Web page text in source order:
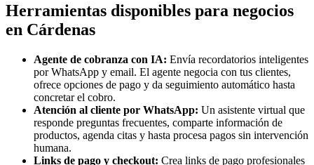
Herramientas disponibles para negocios
en Cárdenas
Agente de cobranza con IA: Envía recordatorios inteligentes
por WhatsApp y email. El agente negocia con tus clientes,
ofrece opciones de pago y da seguimiento automático hasta
concretar el cobro.
Atención al cliente por WhatsApp: Un asistente virtual que
responde preguntas frecuentes, comparte información de
productos, agenda citas y hasta procesa pagos sin intervención
humana.
Links de pago y checkout: Crea links de pago profesionales